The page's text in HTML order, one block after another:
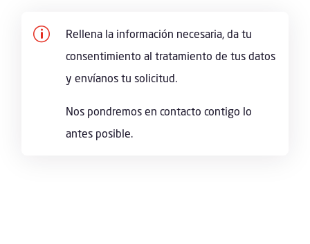
p
Rellena la información necesaria, da tu
consentimiento al tratamiento de tus datos
y envíanos tu solicitud.
Nos pondremos en contacto contigo lo
antes posible.